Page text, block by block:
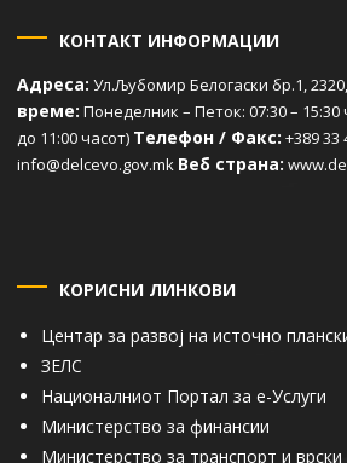
КОНТАКТ ИНФОРМАЦИИ
Адреса: Ул.Љубомир Белогаски бр.1,
време: Понеделник – Петок: 07:30 – 15:30
до 11:00 часот) Телефон / Факс: +389 33
info@delcevo.gov.mk Веб страна:
КОРИСНИ ЛИНКОВИ
Центар за развој на источно
ЗЕЛС
Националниот Портал за е-Услуги
Министерство за финансии
Министерство за транспорт и врски